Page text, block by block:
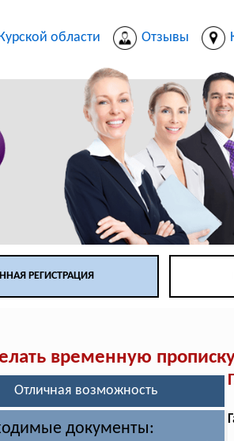
области Отзывы
РЕГИСТРАЦИЯ
временную
Отличная возможность
документы: